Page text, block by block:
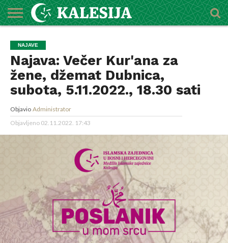
O
MEDŽLISU
DŽEMATI
IMAMI
MEKTEBSKI
CENTAR
VIJESTI
HUTBE
NAJAVE
KALENDAR
KONTAKT
NAJAVE
Najava: Večer Kur'ana za
žene, džemat Dubnica,
subota, 5.11.2022., 18.30 sati
Objavio Administrator
Objavljeno 02.11.2022. 17:43